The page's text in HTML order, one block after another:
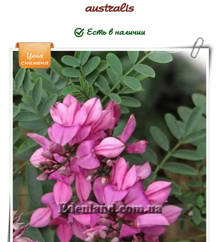
australis
Есть в наличии
Цена
снижена